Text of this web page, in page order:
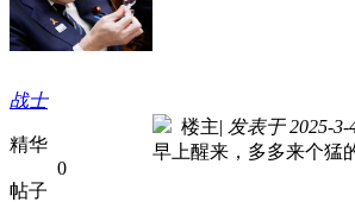
战士
精华
0
帖子
楼主| 发表于 2025-
早上醒来，多多来个猛